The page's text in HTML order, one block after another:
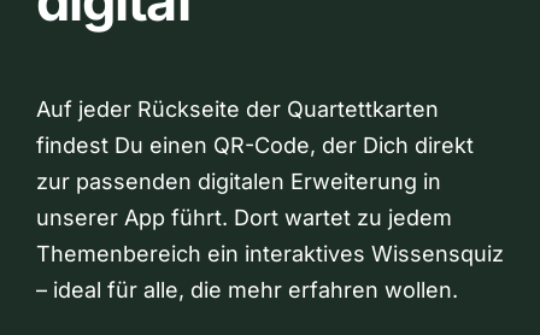
Auf jeder Rückseite der Quartettkarten
findest Du einen QR-Code, der Dich direkt
zur passenden digitalen Erweiterung in
unserer App führt. Dort wartet zu jedem
Themenbereich ein interaktives Wissensquiz
– ideal für alle, die mehr erfahren wollen.